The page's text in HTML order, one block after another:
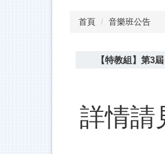
首頁 音樂班公告
【特教組】第3
詳情請